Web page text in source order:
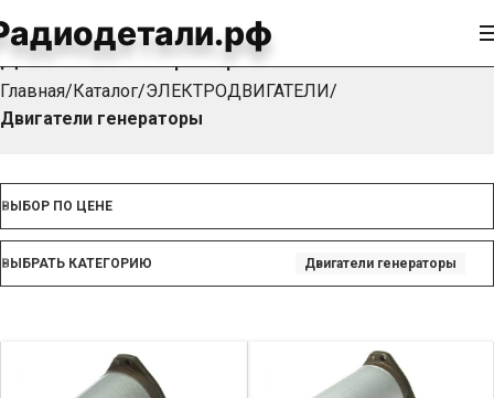
Двигатели генераторы
Главная Каталог ЭЛЕКТРОДВИГАТЕЛИ
Двигатели генераторы
ВЫБОР ПО ЦЕНЕ
ВЫБРАТЬ КАТЕГОРИЮ Двигатели генераторы